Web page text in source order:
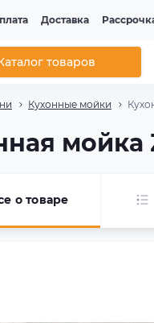
Доставка
товаров
Кухонные мойки
мойка
о товаре